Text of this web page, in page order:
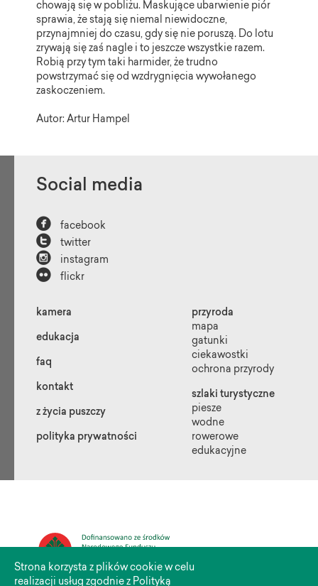
chowają się w pobliżu. Maskujące ubarwienie piór
sprawia, że stają się niemal niewidoczne,
przynajmniej do czasu, gdy się nie poruszą. Do lotu
zrywają się zaś nagle i to jeszcze wszystkie razem.
Robią przy tym taki harmider, że trudno
powstrzymać się od wzdrygnięcia wywołanego
zaskoczeniem.
Autor: Artur Hampel
Social media
 facebook
 twitter
 instagram
 flickr
kamera
edukacja
faq
kontakt
z życia puszczy
polityka prywatności
przyroda
mapa
gatunki
ciekawostki
ochrona przyrody
szlaki turystyczne
piesze
wodne
rowerowe
edukacyjne
Strona korzysta z plików cookie w celu
realizacji usług zgodnie z Polityką